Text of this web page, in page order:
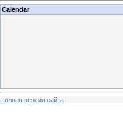
Calendar
Полная версия сайта